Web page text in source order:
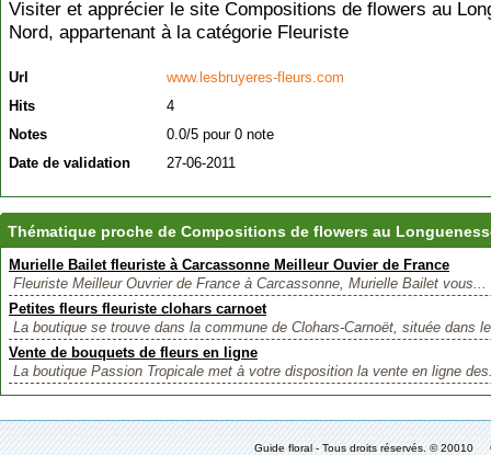
Visiter et apprécier le site Compositions de flowers au
Nord, appartenant à la catégorie Fleuriste
Url
www.lesbruyeres-fleurs.com
Hits
4
Notes
0.0/5 pour 0 note
Date de validation
27-06-2011
Thématique proche de Compositions de flowers au
Murielle Bailet fleuriste à Carcassonne Meilleur Ouvier de France
Fleuriste Meilleur Ouvrier de France à Carcassonne, Murielle Bailet vous...
Petites fleurs fleuriste clohars carnoet
La boutique se trouve dans la commune de Clohars-Carnoët, située dans
Vente de bouquets de fleurs en ligne
La boutique Passion Tropicale met à votre disposition la vente en ligne
Guide floral - Tous droits réservés. ©